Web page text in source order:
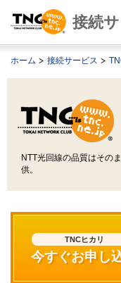
接続
ホーム 接続サービス
NTT光回線の品質はその
供。
TNCヒカリ
今すぐお申し